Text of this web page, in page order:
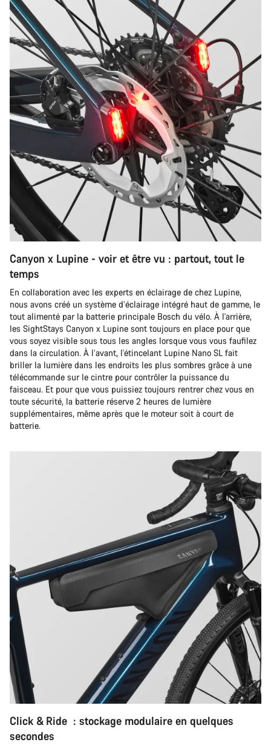
Canyon x Lupine - voir et être vu : partout, tout le
temps
En collaboration avec les experts en éclairage de chez Lupine,
nous avons créé un système d’éclairage intégré haut de gamme, le
tout alimenté par la batterie principale Bosch du vélo. À l'arrière,
les SightStays Canyon x Lupine sont toujours en place pour que
vous soyez visible sous tous les angles lorsque vous vous faufilez
dans la circulation. À l’avant, l'étincelant Lupine Nano SL fait
briller la lumière dans les endroits les plus sombres grâce à une
télécommande sur le cintre pour contrôler la puissance du
faisceau. Et pour que vous puissiez toujours rentrer chez vous en
toute sécurité, la batterie réserve 2 heures de lumière
supplémentaires, même après que le moteur soit à court de
batterie.
Click & Ride : stockage modulaire en quelques
secondes